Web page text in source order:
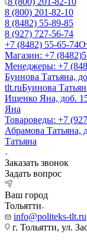
8 (800) 201-82-10
8 (8482) 55-89-85
8 (927) 727-56-74
+7 (8482) 55-65-74
Магазин: +7
Менеджеры: +7
Буинова Татьяна,
tlt.ruБуинова
Ищенко Яна, доб.
Яна
Товароведы: +7
Абрамова Татьяна,
Татьяна
Заказать звонок
Задать вопрос
Ваш город
Тольятти
info@politeks-tlt.ru
г. Тольятти, ул.